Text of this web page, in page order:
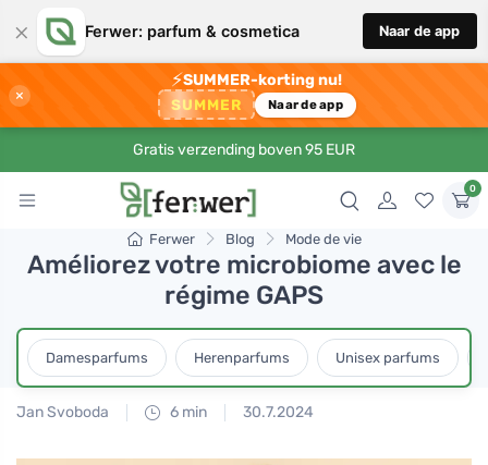
× Ferwer: parfum & cosmetica Naar de app
×
⚡SUMMER-korting nu!
SUMMER Naar de app
Gratis verzending boven 95 EUR
0
Ferwer Blog Mode de vie
Améliorez votre microbiome avec le
régime GAPS
Damesparfums Herenparfums Unisex parfums
Jan Svoboda 6 min 30.7.2024